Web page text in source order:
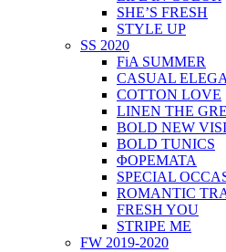
SHE’S FRESH
STYLE UP
SS 2020
FiA SUMMER
CASUAL
COTTON LOVE
LINEN THE
BOLD NEW
BOLD TUNICS
ΦΟΡΕΜΑΤΑ
SPECIAL
ROMANTIC
FRESH YOU
STRIPE ME
FW 2019-2020